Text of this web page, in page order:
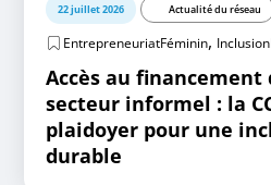
22 juillet 2026 Actualité du réseau
EntrepreneuriatFéminin,
Accès au financement
secteur informel : la
plaidoyer pour une
durable